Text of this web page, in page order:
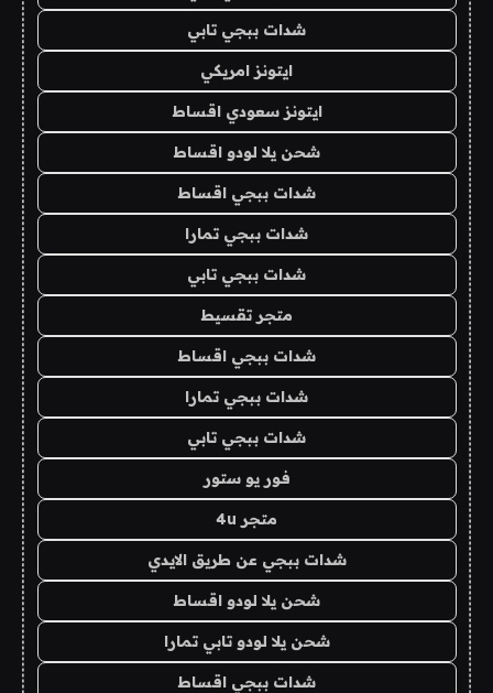
شدات ببجي تابي
ايتونز امريكي
ايتونز سعودي اقساط
شحن يلا لودو اقساط
شدات ببجي اقساط
شدات ببجي تمارا
شدات ببجي تابي
متجر تقسيط
شدات ببجي اقساط
شدات ببجي تمارا
شدات ببجي تابي
فور يو ستور
متجر 4u
شدات ببجي عن طريق الايدي
شحن يلا لودو اقساط
شحن يلا لودو تابي تمارا
شدات ببجي اقساط